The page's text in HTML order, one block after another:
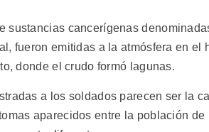
sustancias cancerígenas
fueron emitidas a la atmósfera en el
donde el crudo formó lagunas.
a los soldados parecen ser la
aparecidos entre la población de